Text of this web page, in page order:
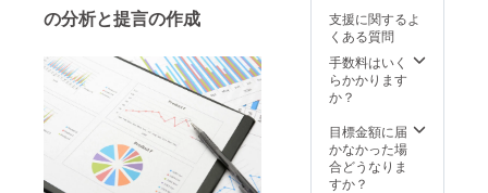
の分析と提言の作成
（千葉
または
奈良）
千葉県
袖ケ浦
番1、奈
良県葛
城市寺
口1689
トカー
ド3枚
セッ
ト」 大
川総裁
クピ
ド・
フェア
の施設
」「日
本酒 幻
夜・零
720ml
セット
付き）
引き換
えチ
ケッ
支援に関するよ
くある質問
手数料はいく
らかかります
か？
目標金額に届
かなかった場
合どうなりま
すか？